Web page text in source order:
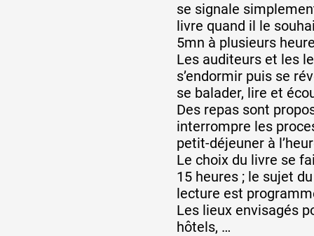
se signale
livre quand il le
5mn à plusieurs
Les auditeurs et les
s’endormir puis se
se balader, lire et
Des repas sont
interrompre les
petit-déjeuner à
Le choix du livre se
15 heures ; le sujet
lecture est
Les lieux envisagés
hôtels, …